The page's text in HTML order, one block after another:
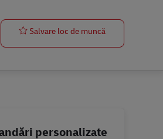
Salvare loc de muncăPostbote für
personalizate